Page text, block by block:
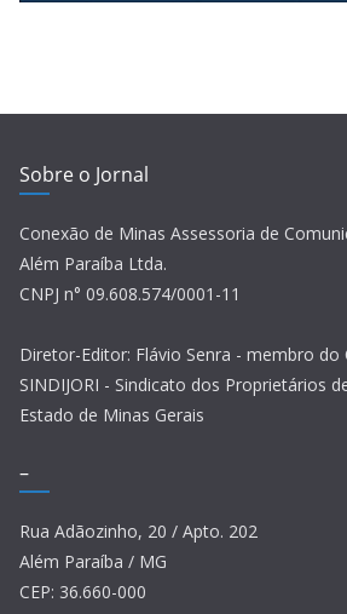
Sobre o Jornal
Conexão de Minas Assessoria de
Além Paraíba Ltda.
CNPJ n° 09.608.574/0001-11
Diretor-Editor: Flávio Senra - membro do
SINDIJORI - Sindicato dos Proprietários
Estado de Minas Gerais
–
Rua Adãozinho, 20 / Apto. 202
Além Paraíba / MG
CEP: 36.660-000